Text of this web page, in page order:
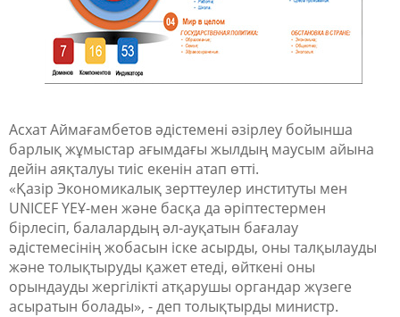
Асхат Аймағамбетов әдістемені әзірлеу бойынша
барлық жұмыстар ағымдағы жылдың маусым айына
дейін аяқталуы тиіс екенін атап өтті.
«Қазір Экономикалық зерттеулер институты мен
UNICEF ҮЕҰ-мен және басқа да әріптестермен
бірлесіп, балалардың әл-ауқатын бағалау
әдістемесінің жобасын іске асырды, оны талқылауды
және толықтыруды қажет етеді, өйткені оны
орындауды жергілікті атқарушы органдар жүзеге
асыратын болады», - деп толықтырды министр.